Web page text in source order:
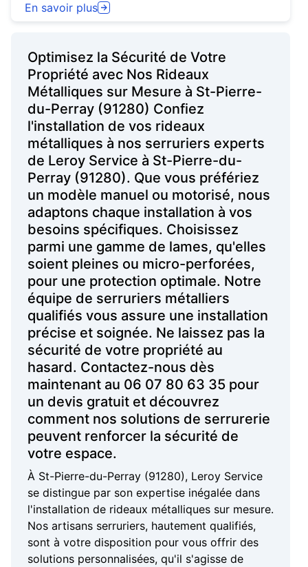
En savoir plus
Optimisez la Sécurité de Votre
Propriété avec Nos Rideaux
Métalliques sur Mesure à St-Pierre-
du-Perray (91280) Confiez
l'installation de vos rideaux
métalliques à nos serruriers experts
de Leroy Service à St-Pierre-du-
Perray (91280). Que vous préfériez
un modèle manuel ou motorisé, nous
adaptons chaque installation à vos
besoins spécifiques. Choisissez
parmi une gamme de lames, qu'elles
soient pleines ou micro-perforées,
pour une protection optimale. Notre
équipe de serruriers métalliers
qualifiés vous assure une installation
précise et soignée. Ne laissez pas la
sécurité de votre propriété au
hasard. Contactez-nous dès
maintenant au 06 07 80 63 35 pour
un devis gratuit et découvrez
comment nos solutions de serrurerie
peuvent renforcer la sécurité de
votre espace.
À St-Pierre-du-Perray (91280), Leroy Service
se distingue par son expertise inégalée dans
l'installation de rideaux métalliques sur mesure.
Nos artisans serruriers, hautement qualifiés,
sont à votre disposition pour vous offrir des
solutions personnalisées, qu'il s'agisse de